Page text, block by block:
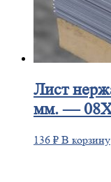
Лист
мм. —
136 ₽ В корзину